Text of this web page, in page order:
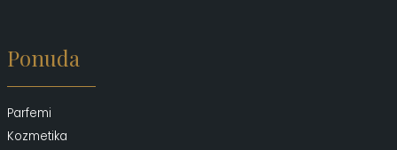
Ponuda
Parfemi
Kozmetika